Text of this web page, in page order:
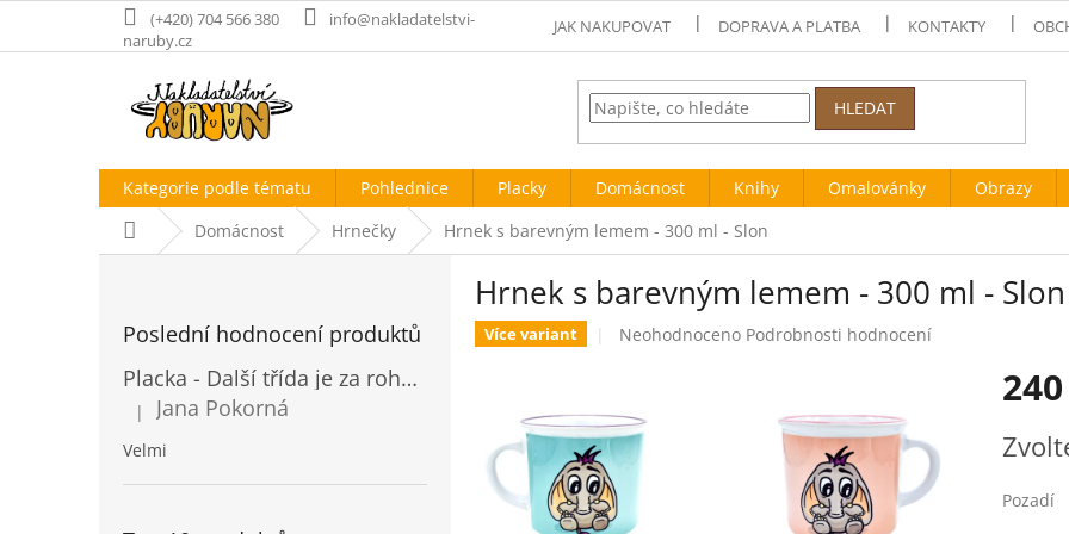
obsah
(+420) 704 566 380
info@nakladatelstvi-
naruby.cz
JAK NAKUPOVAT DOPRAVA A PLATBA KONTAKTY
HLEDAT
Kategorie podle tématu Pohlednice Placky Domácnost Knihy Omalovánky Obrazy
Domů Domácnost Hrnečky Hrnek s barevným lemem - 300 ml - Slon
Poslední hodnocení produktů
Placka - Další třída je za rohem
Hodnocení produktu je 5 z 5 hvězdiček.
| Jana Pokorná
Velmi
Hrnek s barevným lemem - 300 ml - Slon
Více variant
Průměrné
0,0
z
5
hvězdiček.
Neohodnoceno Podrobnosti hodnocení
cena:
Pozadí